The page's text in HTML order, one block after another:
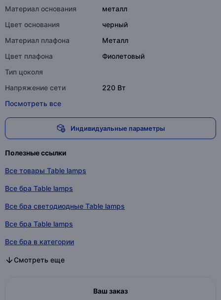
Материал основания
металл
Цвет основания
черный
Материал плафона
Металл
Цвет плафона
Фиолетовый
Тип цоколя
Напряжение сети
220 Вт
Посмотреть все
Индивидуальные параметры
Полезные ссылки
Все товары Table lamps
Все бра Table lamps
Все бра светодиодные Table lamps
Все бра Table lamps
Все бра в категории
Все бра светодиодные в категории
Все бра в категории
Смотреть еще
Ваш заказ